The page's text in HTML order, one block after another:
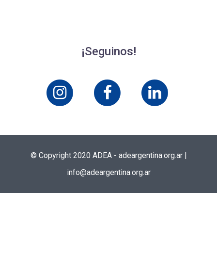
¡Seguinos!
© Copyright 2020 ADEA - adeargentina.org.ar|
info@adeargentina.org.ar